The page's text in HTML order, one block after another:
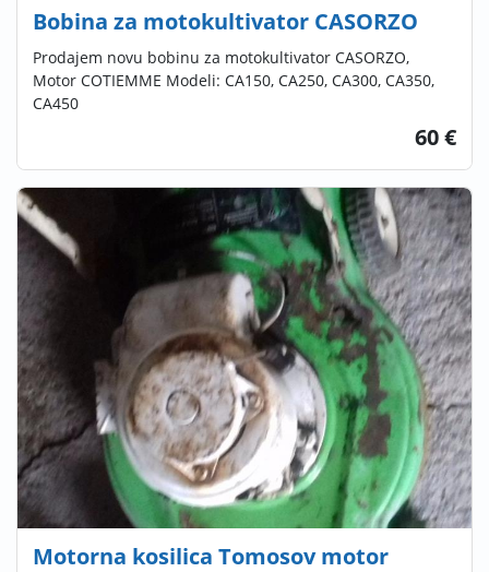
Bobina za motokultivator CASORZO
Prodajem novu bobinu za motokultivator CASORZO,
Motor COTIEMME Modeli: CA150, CA250, CA300, CA350,
CA450
60 €
Motorna kosilica Tomosov motor